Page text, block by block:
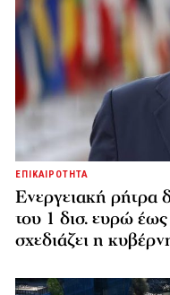
ΕΠΙΚΑΙΡΟΤΗΤΑ
Ενεργειακή ρήτρα
του 1 δισ. ευρώ
σχεδιάζει η